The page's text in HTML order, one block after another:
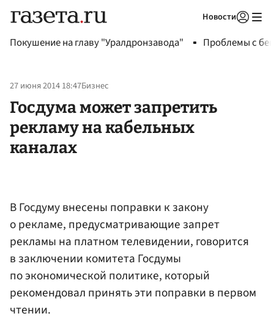
Новости
Покушение на главу "Уралдронзавода" Проблемы с
27 июня 2014 18:47Бизнес
Госдума может запретить
рекламу на кабельных
каналах
В Госдуму внесены поправки к закону
о рекламе, предусматривающие запрет
рекламы на платном телевидении, говорится
в заключении комитета Госдумы
по экономической политике, который
рекомендовал принять эти поправки в первом
чтении.